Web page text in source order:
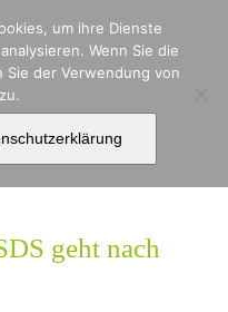
geht nach
um ihre Dienste
Wenn Sie die
der Verwendung von